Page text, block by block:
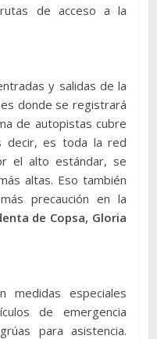
de acceso a la
y salidas de la
donde se registrará
de autopistas cubre
decir, es toda la red
el alto estándar, se
altas. Eso también
precaución en la
de Copsa, Gloria
medidas especiales
de emergencia
para asistencia.